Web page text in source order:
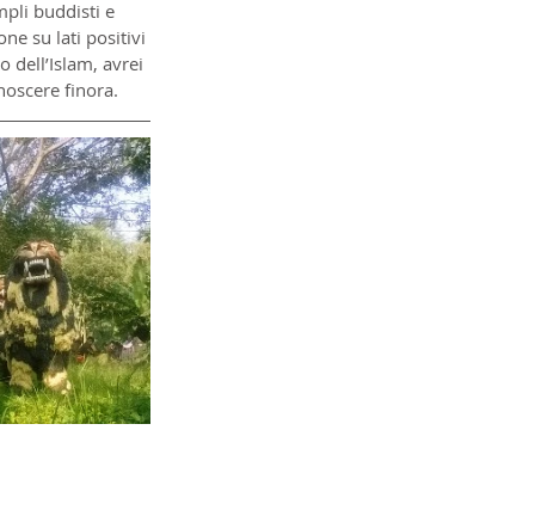
buddisti e
su lati positivi
dell’Islam, avrei
finora.